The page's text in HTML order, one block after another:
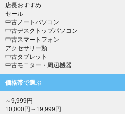
店長おすすめ
セール
中古ノートパソコン
中古デスクトップパソコン
中古スマートフォン
アクセサリー類
中古タブレット
中古モニター・周辺機器
価格帯で選ぶ
～9,999円
10,000円～19,999円